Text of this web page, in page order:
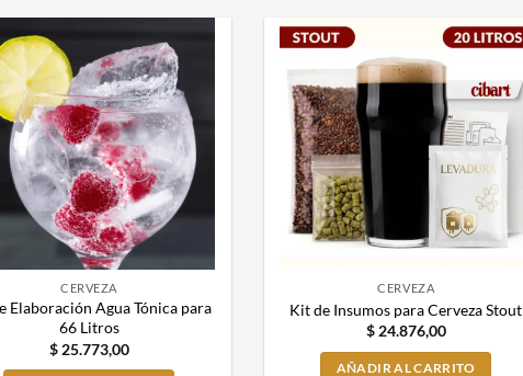
CERVEZA
Elaboración Agua Tónica para
66 Litros
$25.773,00
CERVEZA
Kit de Insumos para Cerveza Stout
$24.876,00
AÑADIR AL CARRITO